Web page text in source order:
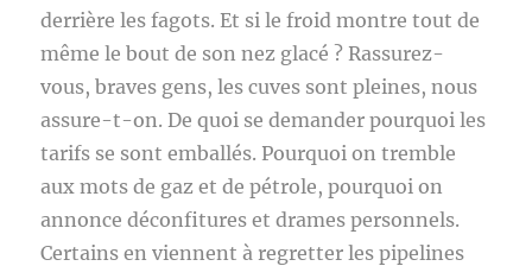
derrière les fagots. Et si le froid montre tout de
même le bout de son nez glacé ? Rassurez-
vous, braves gens, les cuves sont pleines, nous
assure-t-on. De quoi se demander pourquoi les
tarifs se sont emballés. Pourquoi on tremble
aux mots de gaz et de pétrole, pourquoi on
annonce déconfitures et drames personnels.
Certains en viennent à regretter les pipelines